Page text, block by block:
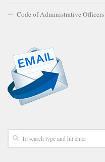
Code of Administrative